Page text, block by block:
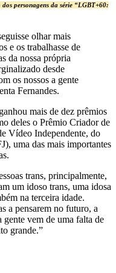
personagens da série “LGBT+60:
olhar mais
e os trabalhasse de
da nossa própria
desde
os nossos a gente
Fernandes.
mais de dez prêmios
deles o Prêmio Criador de
Vídeo Independente, do
uma das mais importantes
trans, principalmente,
um idoso trans, uma idosa
na terceira idade.
a pensarem no futuro, a
gente vem de uma falta de
grande.”